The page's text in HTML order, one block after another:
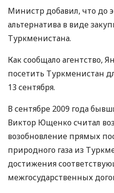
Министр добавил, что до
альтернатива в виде
Туркменистана.
Как сообщало агентство,
посетить Туркменистан
13 сентября.
В сентябре 2009 года
Виктор Ющенко считал
возобновление прямых
природного газа из
достижения
межгосударственных